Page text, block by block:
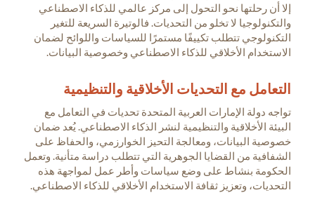
إلا أن رحلتها نحو التحول إلى مركز عالمي للذكاء الاصطناعي
والتكنولوجيا لا تخلو من التحديات. فالوتيرة السريعة للتغير
التكنولوجي تتطلب تكييفًا مستمرًا للسياسات واللوائح لضمان
الاستخدام الأخلاقي للذكاء الاصطناعي وخصوصية البيانات.
التعامل مع التحديات الأخلاقية والتنظيمية
تواجه دولة الإمارات العربية المتحدة تحديات في التعامل مع
البيئة الأخلاقية والتنظيمية لنشر الذكاء الاصطناعي. يُعد ضمان
خصوصية البيانات، ومعالجة التحيز الخوارزمي، والحفاظ على
الشفافية من القضايا الجوهرية التي تتطلب دراسة متأنية. وتعمل
الحكومة بنشاط على وضع سياسات وأطر عمل لمواجهة هذه
التحديات، وتعزيز ثقافة الاستخدام الأخلاقي للذكاء الاصطناعي.